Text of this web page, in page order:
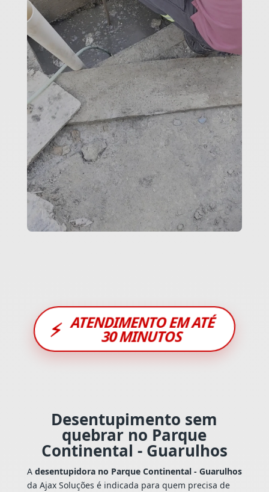
⚡ ATENDIMENTO EM ATÉ
30 MINUTOS
Desentupimento sem
quebrar no Parque
Continental - Guarulhos
A desentupidora no Parque Continental - Guarulhos
da Ajax Soluções é indicada para quem precisa de